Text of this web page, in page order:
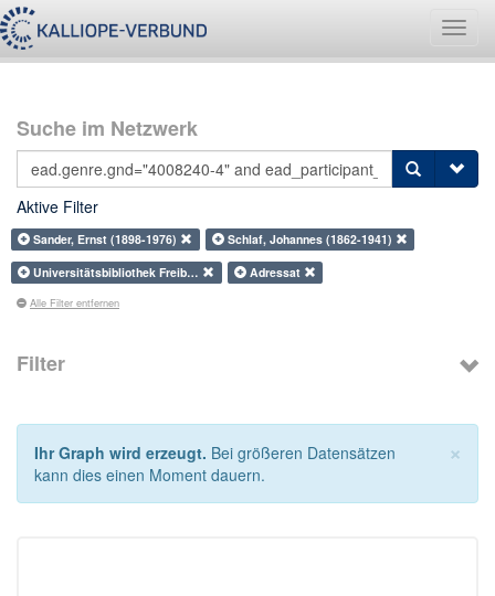
Suche im Netzwerk
Aktive Filter
Sander, Ernst (1898-1976)
Schlaf, Johannes (1862-1941)
Universitätsbibliothek Freib…
Adressat
Alle Filter entfernen
Filter
×
Ihr Graph wird erzeugt. Bei größeren Datensätzen
kann dies einen Moment dauern.